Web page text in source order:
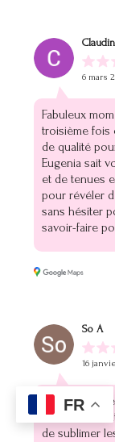
6 mars
Fabuleux
troisième fois
de qualité
Eugenia sait
et de tenues
pour révéler
sans hésiter
savoir-faire
So A
16
Elle fait
accorde une
de sublimer
FR